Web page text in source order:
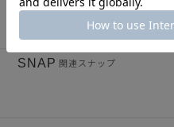
SNAP 関連スナップ